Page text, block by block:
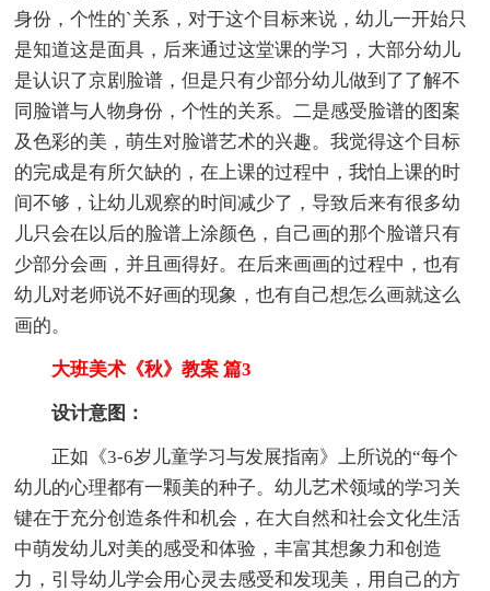
身份，个性的`关系，对于这个目标来说，幼儿一开始只
是知道这是面具，后来通过这堂课的学习，大部分幼儿
是认识了京剧脸谱，但是只有少部分幼儿做到了了解不
同脸谱与人物身份，个性的关系。二是感受脸谱的图案
及色彩的美，萌生对脸谱艺术的兴趣。我觉得这个目标
的完成是有所欠缺的，在上课的过程中，我怕上课的时
间不够，让幼儿观察的时间减少了，导致后来有很多幼
儿只会在以后的脸谱上涂颜色，自己画的那个脸谱只有
少部分会画，并且画得好。在后来画画的过程中，也有
幼儿对老师说不好画的现象，也有自己想怎么画就这么
画的。
大班美术《秋》教案 篇3
设计意图：
正如《3-6岁儿童学习与发展指南》上所说的“每个
幼儿的心理都有一颗美的种子。幼儿艺术领域的学习关
键在于充分创造条件和机会，在大自然和社会文化生活
中萌发幼儿对美的感受和体验，丰富其想象力和创造
力，引导幼儿学会用心灵去感受和发现美，用自己的方